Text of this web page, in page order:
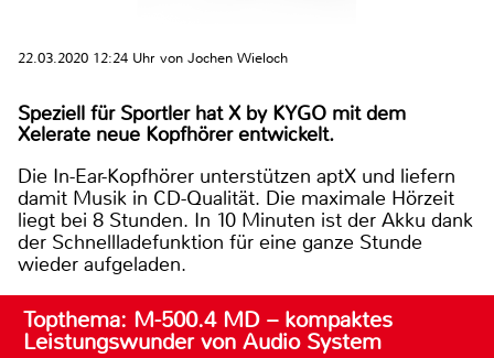
22.03.2020 12:24 Uhr von Jochen Wieloch
Speziell für Sportler hat X by KYGO mit dem
Xelerate neue Kopfhörer entwickelt.
Die In-Ear-Kopfhörer unterstützen aptX und liefern
damit Musik in CD-Qualität. Die maximale Hörzeit
liegt bei 8 Stunden. In 10 Minuten ist der Akku dank
der Schnellladefunktion für eine ganze Stunde
wieder aufgeladen.
Topthema: M-500.4 MD – kompaktes
Leistungswunder von Audio System